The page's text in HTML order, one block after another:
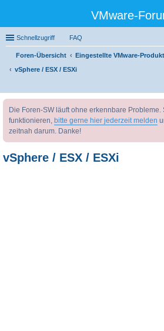
VMware-
Schnellzugriff FAQ
Foren-Übersicht Eingestellte VMware-
vSphere / ESX / ESXi
Die Foren-SW läuft ohne erkennbare
funktionieren, bitte gerne hier jederzeit melden
zeitnah darum. Danke!
vSphere / ESX / ESXi